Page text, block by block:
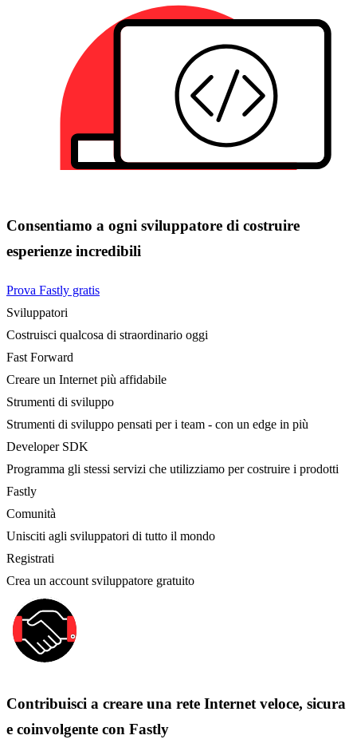
Consentiamo a ogni sviluppatore di costruire
esperienze incredibili
Prova Fastly gratis
Sviluppatori
Costruisci qualcosa di straordinario oggi
Fast Forward
Creare un Internet più affidabile
Strumenti di sviluppo
Strumenti di sviluppo pensati per i team - con un edge in più
Developer SDK
Programma gli stessi servizi che utilizziamo per costruire i prodotti
Fastly
Comunità
Unisciti agli sviluppatori di tutto il mondo
Registrati
Crea un account sviluppatore gratuito
Contribuisci a creare una rete Internet veloce, sicura
e coinvolgente con Fastly